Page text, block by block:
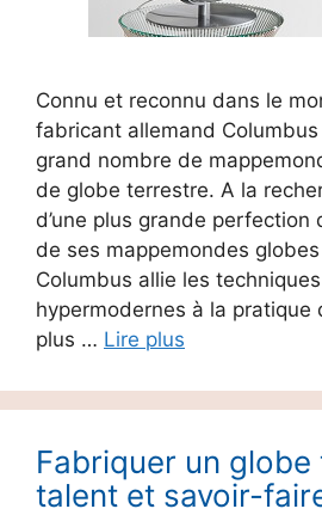
Connu et reconnu dans le
fabricant allemand
grand nombre de
de globe terrestre. A la
d’une plus grande perfection
de ses mappemondes
Columbus allie les
hypermodernes à la pratique
plus … Lire plus
Fabriquer un
talent et savoir-